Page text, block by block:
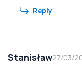
Reply
Stanisław27/03/